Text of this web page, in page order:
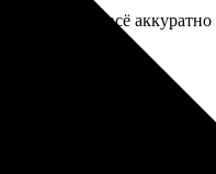
вовремя, всё аккуратно